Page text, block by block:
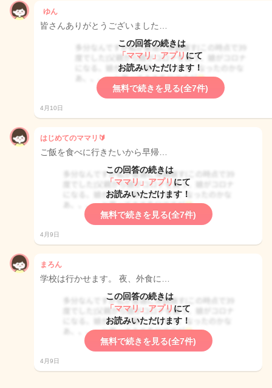
ゆん
皆さんありがとうございました…
この回答の続きは
「ママリ」アプリ にて
お読みいただけます！
無料で続きを見る(全7件)
4月10日
はじめてのママリ🔰
ご飯を食べに行きたいから早帰…
この回答の続きは
「ママリ」アプリ にて
お読みいただけます！
無料で続きを見る(全7件)
4月9日
まろん
学校は行かせます。 夜、外食に…
この回答の続きは
「ママリ」アプリ にて
お読みいただけます！
無料で続きを見る(全7件)
4月9日